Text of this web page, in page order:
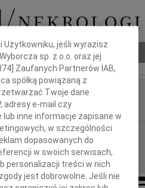
pogrzebowy
Cieślińska
Użytkowniku, jeśli wyrazisz
sp. z o.o. oraz jej
] Zaufanych Partnerów IAB,
spółką powiązaną z
Twoje dane
adresy e-mail czy
inne informacje zapisane w
w szczególności
dopasowanych do
w swoich serwisach,
personalizacji treści w nich
jest dobrowolne. Jeśli nie